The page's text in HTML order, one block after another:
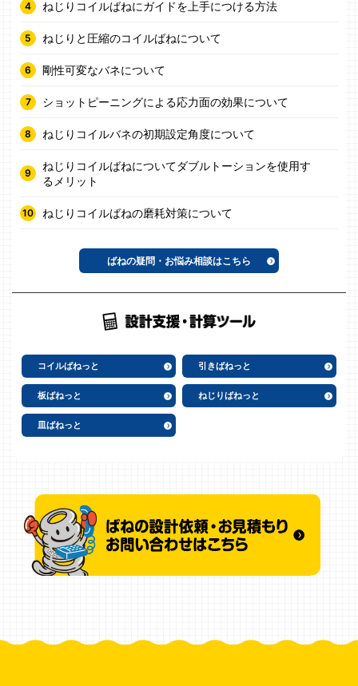
ねじりコイルばねにガイドを上手につける方法
ねじりと圧縮のコイルばねについて
剛性可変なバネについて
ショットピーニングによる応力面の効果について
ねじりコイルバネの初期設定角度について
ねじりコイルばねについてダブルトーションを使用す
るメリット
ねじりコイルばねの磨耗対策について
コイルばねっと 引きばねっと
板ばねっと ねじりばねっと
皿ばねっと